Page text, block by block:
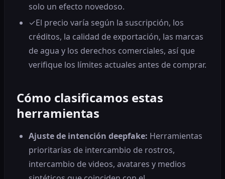
solo un efecto novedoso.
✓El precio varía según la suscripción, los
créditos, la calidad de exportación, las marcas
de agua y los derechos comerciales, así que
verifique los límites actuales antes de comprar.
Cómo clasificamos estas
herramientas
Ajuste de intención deepfake: Herramientas
prioritarias de intercambio de rostros,
intercambio de videos, avatares y medios